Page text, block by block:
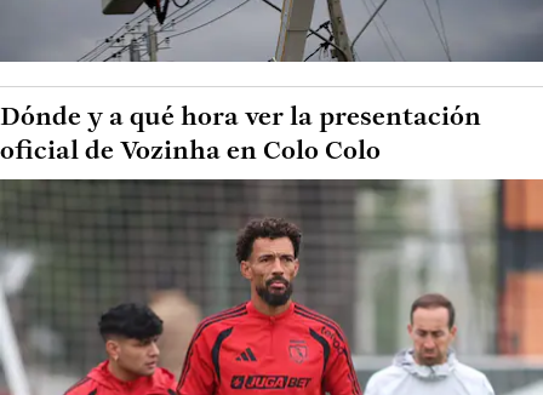
Dónde y a qué hora ver la presentación
oficial de Vozinha en Colo Colo